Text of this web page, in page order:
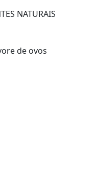
NATURAIS
de ovos